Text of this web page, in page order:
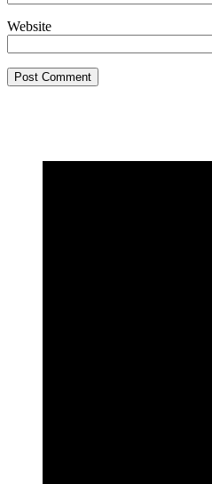
Website